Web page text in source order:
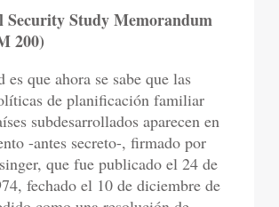
Security Study Memorandum
200)
es que ahora se sabe que las
de planificación familiar
subdesarrollados aparecen en
-antes secreto-, firmado por
que fue publicado el 24 de
fechado el 10 de diciembre de